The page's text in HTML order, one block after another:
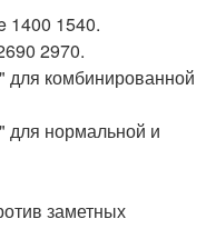
1400 1540.
2970.
для комбинированной
для нормальной и
заметных